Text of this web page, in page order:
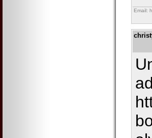
Email: